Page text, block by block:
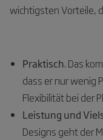
wichtigsten Vorteile,
Praktisch. Das
dass er nur wenig
Flexibilität bei der
Leistung und
Designs geht der